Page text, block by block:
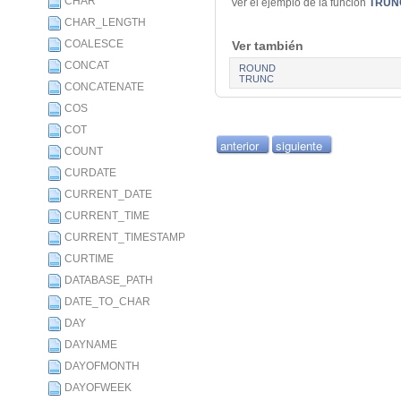
CHAR_LENGTH
COALESCE
CONCAT
CONCATENATE
COS
COT
COUNT
CURDATE
CURRENT_DATE
CURRENT_TIME
CURRENT_TIMESTAMP
CURTIME
DATABASE_PATH
DATE_TO_CHAR
DAY
DAYNAME
DAYOFMONTH
DAYOFWEEK
Ver también
ROUND
TRUNC
anterior siguiente